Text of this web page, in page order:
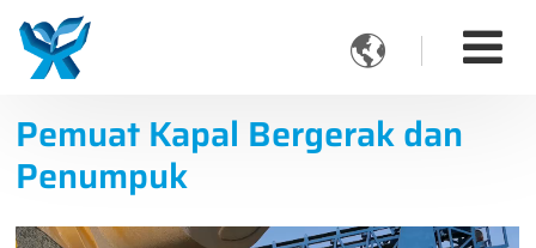

Pemuat Kapal Bergerak dan
Penumpuk